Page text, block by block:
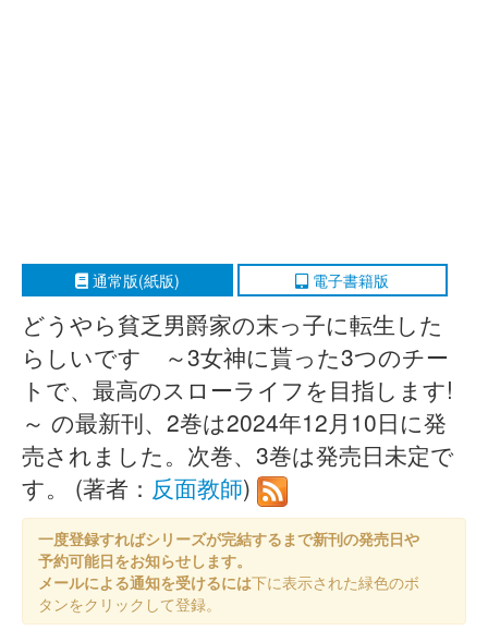
通常版(紙版) 電子書籍版
どうやら貧乏男爵家の末っ子に転生した
らしいです ～3女神に貰った3つのチー
トで、最高のスローライフを目指します!
～ の最新刊、2巻は2024年12月10日に発
売されました。次巻、3巻は発売日未定で
す。 (著者： 反面教師)
一度登録すればシリーズが完結するまで新刊の発売日や
予約可能日をお知らせします。
メールによる通知を受けるには下に表示された緑色のボ
タンをクリックして登録。